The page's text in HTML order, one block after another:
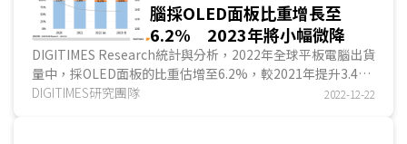
腦採OLED面板比重增長至
6.2% 2023年將小幅微降
DIGITIMES Research統計與分析，2022年全球平板電腦出貨
量中，採OLED面板的比重估增至6.2%，較2021年提升3.4個
百分點。2022年採OLED面板的平板品牌以三星(Sa...
DIGITIMES研究團隊 2022-12-22